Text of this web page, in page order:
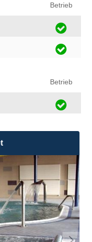
Betrieb
Betrieb